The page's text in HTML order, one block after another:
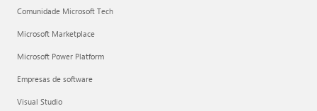
Comunidade Microsoft Tech
Microsoft Marketplace
Microsoft Power Platform
Empresas de software
Visual Studio